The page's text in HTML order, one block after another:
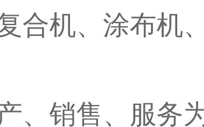
合机、涂布机
、销售、服务